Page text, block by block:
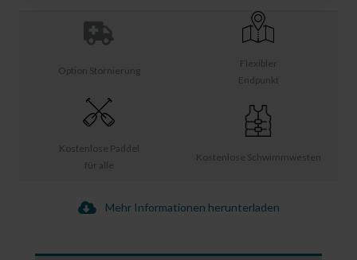
Kostenlose Schwimmwesten
Kostenlose Paddel
für alle
Flexibler
Endpunkt
Option Stornierung
Mehr Informationen herunterladen